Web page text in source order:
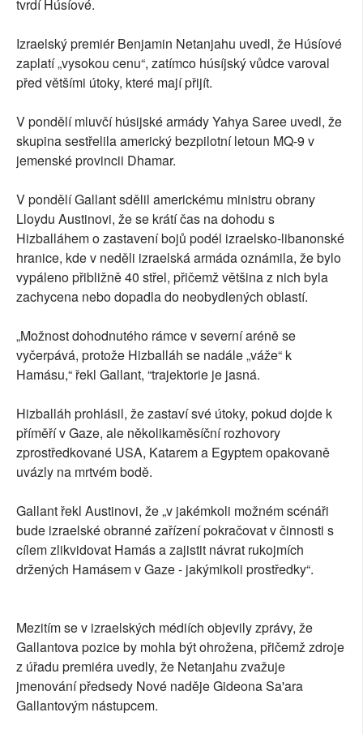
tvrdí Húsíové.
Izraelský premiér Benjamin Netanjahu uvedl, že Húsíové
zaplatí „vysokou cenu“, zatímco húsíjský vůdce varoval
před většími útoky, které mají přijít.
V pondělí mluvčí húsijské armády Yahya Saree uvedl, že
skupina sestřelila americký bezpilotní letoun MQ-9 v
jemenské provincii Dhamar.
V pondělí Gallant sdělil americkému ministru obrany
Lloydu Austinovi, že se krátí čas na dohodu s
Hizballáhem o zastavení bojů podél izraelsko-libanonské
hranice, kde v neděli izraelská armáda oznámila, že bylo
vypáleno přibližně 40 střel, přičemž většina z nich byla
zachycena nebo dopadla do neobydlených oblastí.
„Možnost dohodnutého rámce v severní aréně se
vyčerpává, protože Hizballáh se nadále „váže“ k
Hamásu,“ řekl Gallant, “trajektorie je jasná.
Hizballáh prohlásil, že zastaví své útoky, pokud dojde k
příměří v Gaze, ale několikaměsíční rozhovory
zprostředkované USA, Katarem a Egyptem opakovaně
uvázly na mrtvém bodě.
Gallant řekl Austinovi, že „v jakémkoli možném scénáři
bude izraelské obranné zařízení pokračovat v činnosti s
cílem zlikvidovat Hamás a zajistit návrat rukojmích
držených Hamásem v Gaze - jakýmikoli prostředky“.
Mezitím se v izraelských médiích objevily zprávy, že
Gallantova pozice by mohla být ohrožena, přičemž zdroje
z úřadu premiéra uvedly, že Netanjahu zvažuje
jmenování předsedy Nové naděje Gideona Sa'ara
Gallantovým nástupcem.